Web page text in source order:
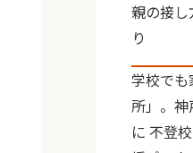
親の接
り
学校で
所」。
に 不登